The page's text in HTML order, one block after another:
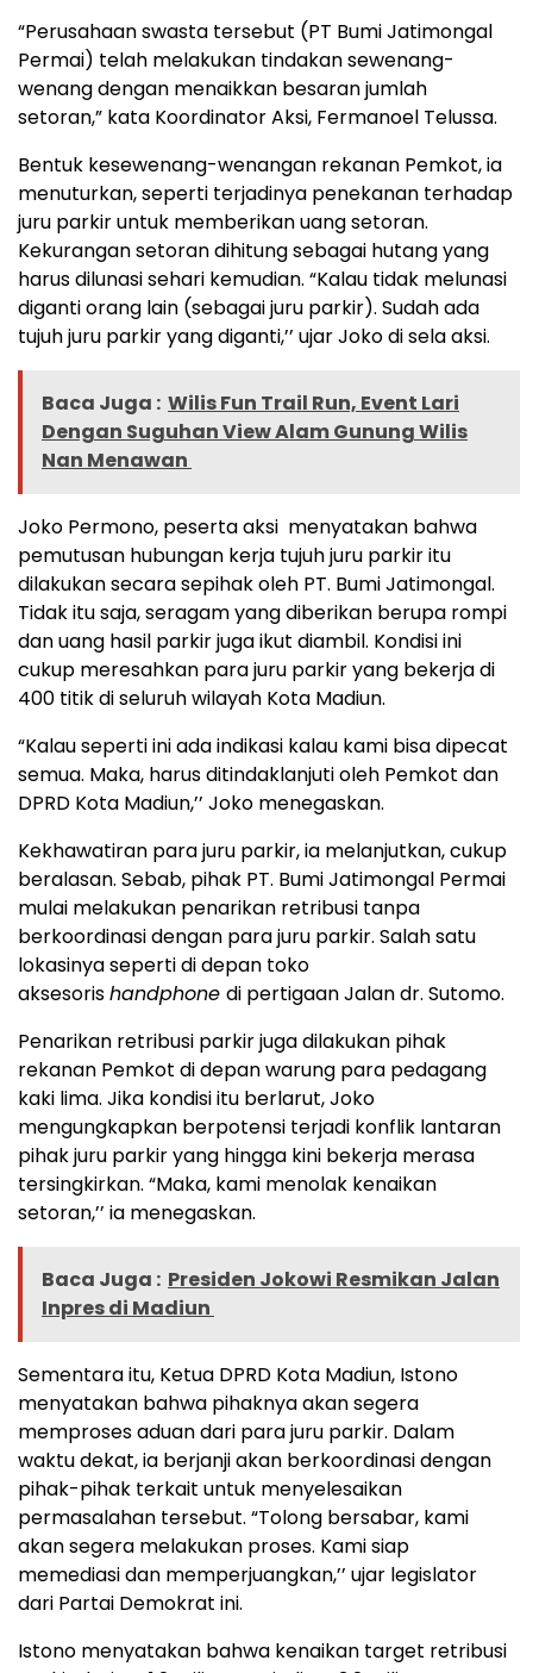
“Perusahaan swasta tersebut (PT Bumi Jatimongal
Permai) telah melakukan tindakan sewenang-
wenang dengan menaikkan besaran jumlah
setoran,” kata Koordinator Aksi, Fermanoel Telussa.
Bentuk kesewenang-wenangan rekanan Pemkot, ia
menuturkan, seperti terjadinya penekanan terhadap
juru parkir untuk memberikan uang setoran.
Kekurangan setoran dihitung sebagai hutang yang
harus dilunasi sehari kemudian. “Kalau tidak melunasi
diganti orang lain (sebagai juru parkir). Sudah ada
tujuh juru parkir yang diganti,’’ ujar Joko di sela aksi.
Baca Juga : Wilis Fun Trail Run, Event Lari
Dengan Suguhan View Alam Gunung Wilis
Nan Menawan
Joko Permono, peserta aksi menyatakan bahwa
pemutusan hubungan kerja tujuh juru parkir itu
dilakukan secara sepihak oleh PT. Bumi Jatimongal.
Tidak itu saja, seragam yang diberikan berupa rompi
dan uang hasil parkir juga ikut diambil. Kondisi ini
cukup meresahkan para juru parkir yang bekerja di
400 titik di seluruh wilayah Kota Madiun.
“Kalau seperti ini ada indikasi kalau kami bisa dipecat
semua. Maka, harus ditindaklanjuti oleh Pemkot dan
DPRD Kota Madiun,’’ Joko menegaskan.
Kekhawatiran para juru parkir, ia melanjutkan, cukup
beralasan. Sebab, pihak PT. Bumi Jatimongal Permai
mulai melakukan penarikan retribusi tanpa
berkoordinasi dengan para juru parkir. Salah satu
lokasinya seperti di depan toko
aksesorishandphone di pertigaan Jalan dr. Sutomo.
Penarikan retribusi parkir juga dilakukan pihak
rekanan Pemkot di depan warung para pedagang
kaki lima. Jika kondisi itu berlarut, Joko
mengungkapkan berpotensi terjadi konflik lantaran
pihak juru parkir yang hingga kini bekerja merasa
tersingkirkan. “Maka, kami menolak kenaikan
setoran,’’ ia menegaskan.
Baca Juga : Presiden Jokowi Resmikan Jalan
Inpres di Madiun
Sementara itu, Ketua DPRD Kota Madiun, Istono
menyatakan bahwa pihaknya akan segera
memproses aduan dari para juru parkir. Dalam
waktu dekat, ia berjanji akan berkoordinasi dengan
pihak-pihak terkait untuk menyelesaikan
permasalahan tersebut. “Tolong bersabar, kami
akan segera melakukan proses. Kami siap
memediasi dan memperjuangkan,’’ ujar legislator
dari Partai Demokrat ini.
Istono menyatakan bahwa kenaikan target retribusi